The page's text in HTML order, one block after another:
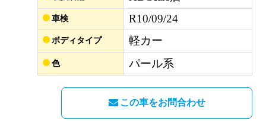
車検 R10/09/24
ボディタイプ 軽カー
色 パール系
この車をお問合わせ